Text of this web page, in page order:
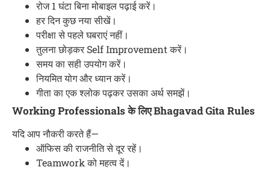
रोज 1 घंटा बिना मोबाइल पढ़ाई करें।
हर दिन कुछ नया सीखें।
परीक्षा से पहले घबराएं नहीं।
तुलना छोड़कर Self Improvement करें।
समय का सही उपयोग करें।
नियमित योग और ध्यान करें।
गीता का एक श्लोक पढ़कर उसका अर्थ समझें।
Working Professionals के लिए Bhagavad Gita Rules
यदि आप नौकरी करते हैं—
ऑफिस की राजनीति से दूर रहें।
Teamwork को महत्व दें।